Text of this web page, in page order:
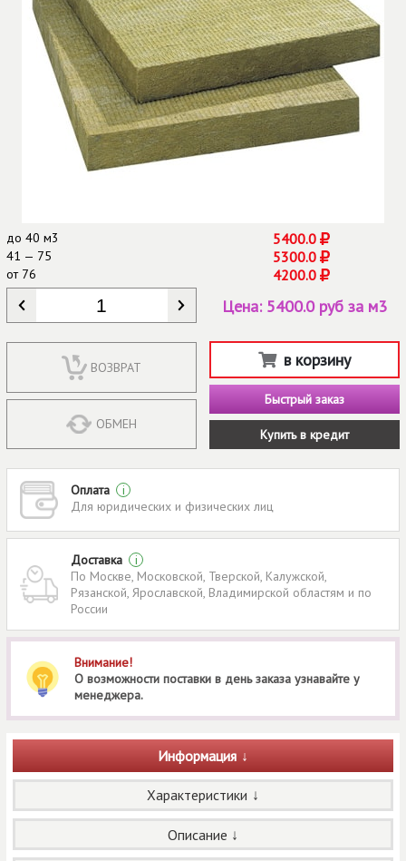
до 40 м3 5400.0
41 — 75 5300.0
от76 4200.0
КОЛИЧЕСТВО
ВОЗВРАТ
ОБМЕН
Цена: 5400.0 руб за м3
в корзину
Быстрый заказ
Купить в кредит
Оплата
i
Для юридических и физических лиц
Доставка
i
По Москве, Московской, Тверской, Калужской,
Рязанской, Ярославской, Владимирской областям и по
России
Внимание!
О возможности поставки в день заказа узнавайте у
менеджера.
Информация
Характеристики
Описание